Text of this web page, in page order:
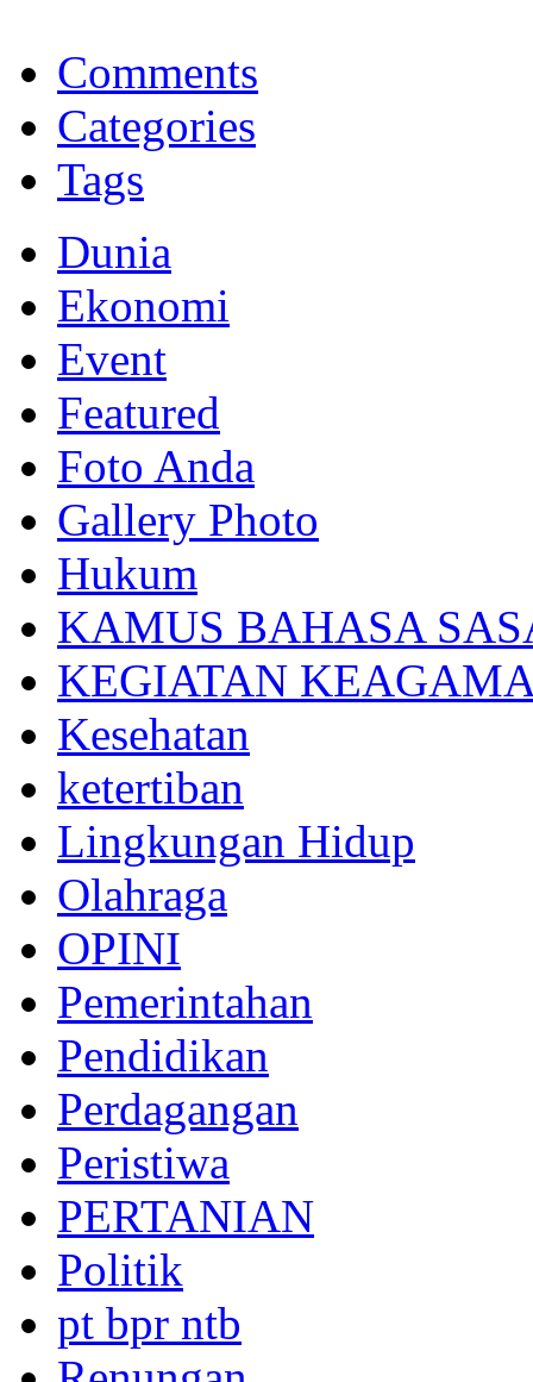
Memberikan yang terbaik sesuai kaidah Islam, kunjungi situs resmi
Comments
Categories
Tags
Dunia
Ekonomi
Event
Featured
Foto Anda
Gallery Photo
Hukum
KAMUS BAHASA
KEGIATAN
Kesehatan
ketertiban
Lingkungan Hidup
Olahraga
OPINI
Pemerintahan
Pendidikan
Perdagangan
Peristiwa
PERTANIAN
Politik
pt bpr ntb